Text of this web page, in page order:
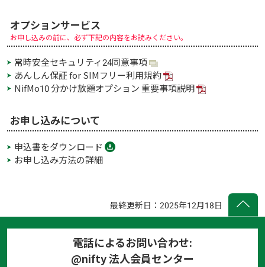
オプションサービス
お申し込みの前に、必ず下記の内容をお読みください。
常時安全セキュリティ24同意事項
あんしん保証 for SIMフリー利用規約
NifMo10 分かけ放題オプション 重要事項説明
お申し込みについて
申込書をダウンロード
お申し込み方法の詳細
最終更新日：2025年12月18日
電話によるお問い合わせ:
@nifty 法人会員センター